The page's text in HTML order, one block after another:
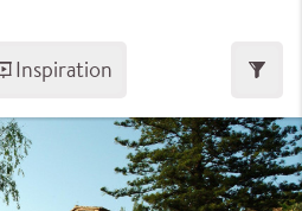
Inspiration